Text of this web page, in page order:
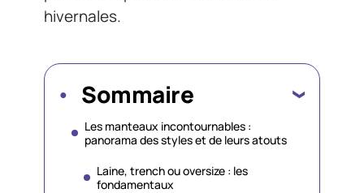
hivernales.
Sommaire
Les manteaux incontournables :
panorama des styles et de leurs atouts
Laine, trench ou oversize : les
fondamentaux